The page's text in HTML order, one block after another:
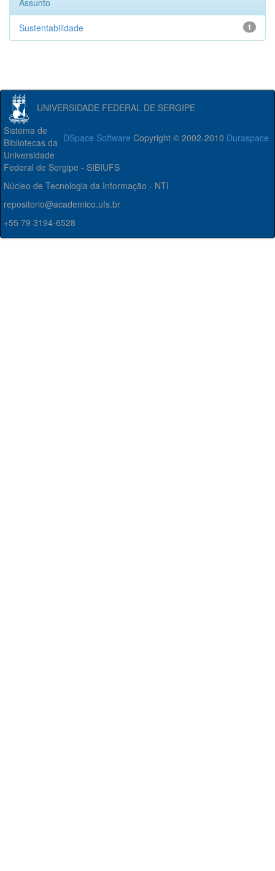
Assunto
1
Sustentabilidade
UNIVERSIDADE FEDERAL DE SERGIPE
DSpace Software Copyright © 2002-2010 Duraspace
Sistema de
Bibliotecas da
Universidade
Federal de Sergipe - SIBIUFS
Núcleo de Tecnologia da Informação - NTI
repositorio@academico.ufs.br
+55 79 3194-6528